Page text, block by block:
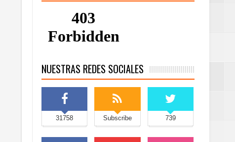
NUESTRAS REDES SOCIALES
31758 Subscribe 739